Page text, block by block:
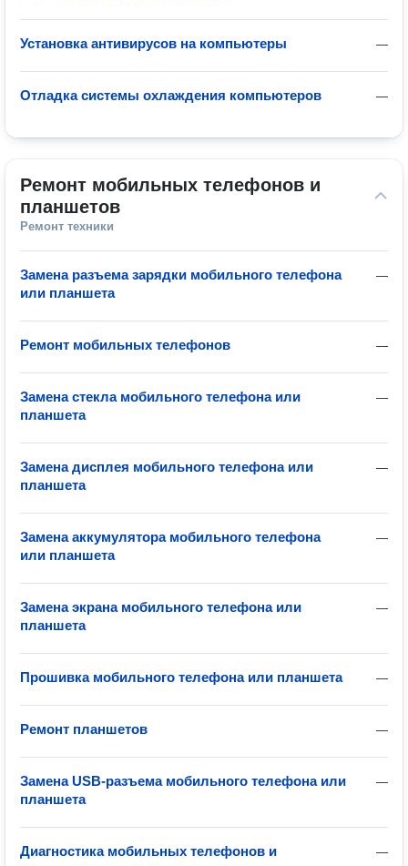
—
Установка антивирусов на компьютеры
—
Отладка системы охлаждения компьютеров
Ремонт мобильных телефонов и
планшетов
Ремонт техники
—
Замена разъема зарядки мобильного телефона
или планшета
—
Ремонт мобильных телефонов
—
Замена стекла мобильного телефона или
планшета
—
Замена дисплея мобильного телефона или
планшета
—
Замена аккумулятора мобильного телефона
или планшета
—
Замена экрана мобильного телефона или
планшета
—
Прошивка мобильного телефона или планшета
—
Ремонт планшетов
—
Замена USB-разъема мобильного телефона или
планшета
—
Диагностика мобильных телефонов и